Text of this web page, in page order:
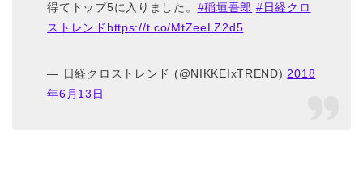
得てトップ5に入りました。 #稲垣吾郎 #日経クロ
ストレンド https://t.co/MtZeeLZ2d5
— 日経クロストレンド (@NIKKEIxTREND)2018
年6月13日